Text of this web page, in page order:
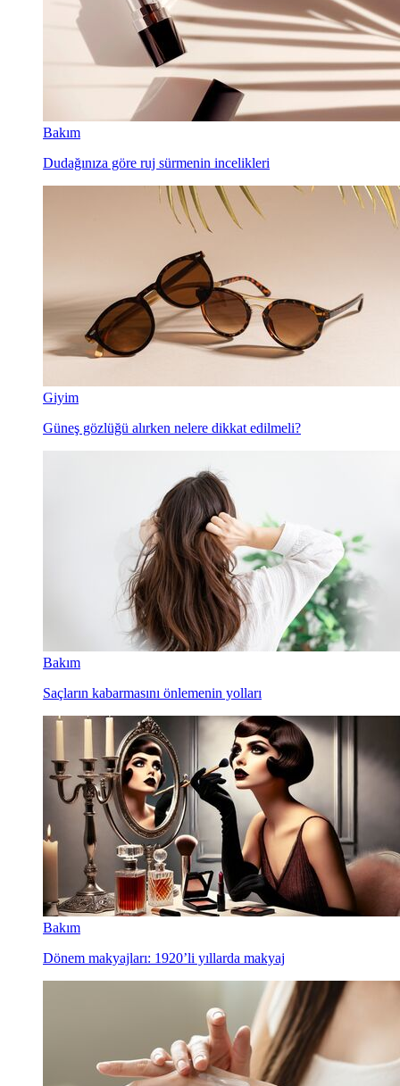
Bakım
Dudağınıza göre ruj sürmenin incelikleri
Giyim
Güneş gözlüğü alırken nelere dikkat edilmeli?
Bakım
Saçların kabarmasını önlemenin yolları
Bakım
Dönem makyajları: 1920’li yıllarda makyaj